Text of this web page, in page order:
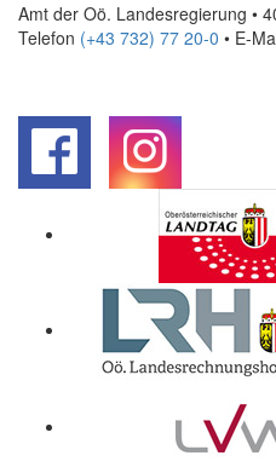
Amt der Oö. Landesregierung •
Telefon (+43 732) 77 20-0 • E-